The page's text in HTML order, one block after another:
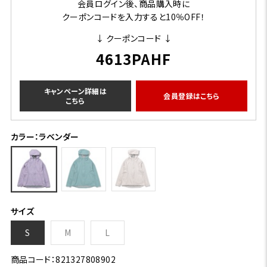
会員ログイン後、商品購入時に
クーポンコードを入力すると10％OFF！
↓ クーポンコード ↓
4613PAHF
キャンペーン詳細は
こちら
会員登録はこちら
カラー：ラベンダー
サイズ
S
M L
商品コード：821327808902